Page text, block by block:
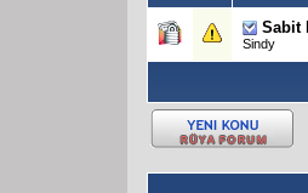
Sabit
Sindy